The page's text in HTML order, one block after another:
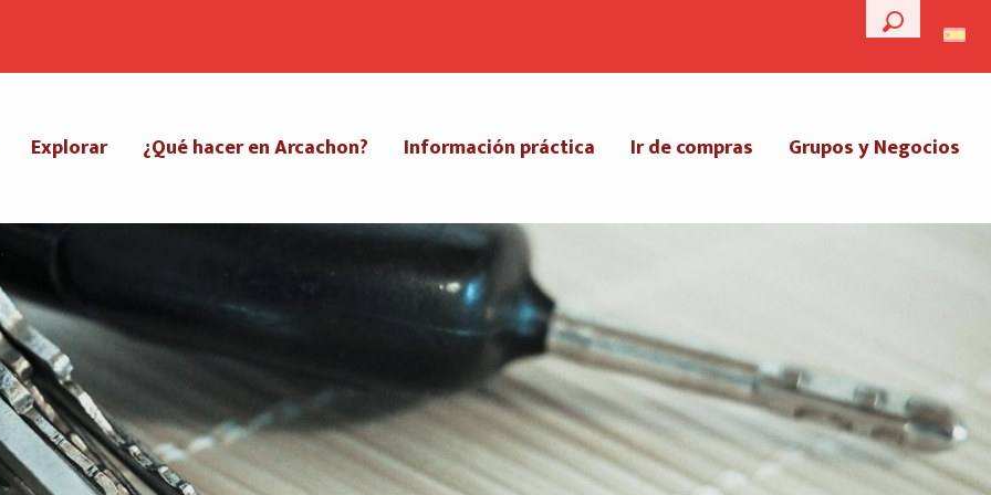
--°
Buscar
Explorar ¿Qué hacer en Arcachon? Información práctica Ir de compras Grupos y Negocios